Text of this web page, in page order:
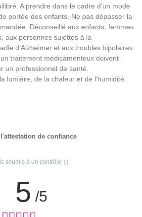
A prendre dans le cadre d’un mode
portée des enfants. Ne pas dépasser la
Déconseillé aux enfants, femmes
aux personnes sujettes à la
d'Alzheimer et aux troubles bipolaires.
traitement médicamenteux doivent
un professionnel de santé.
lumière, de la chaleur et de l'humidité.
de confiance
soumis à un contrôle
5 /5